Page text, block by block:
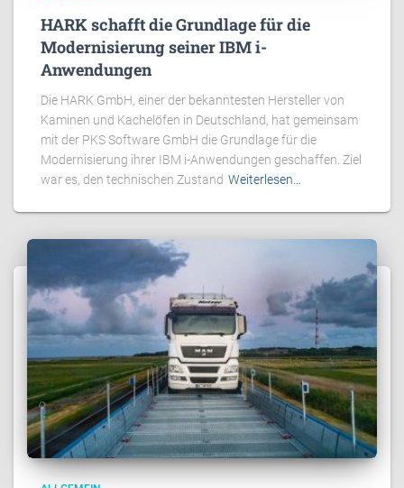
HARK schafft die Grundlage für die
Modernisierung seiner IBM i-
Anwendungen
Die HARK GmbH, einer der bekanntesten Hersteller von
Kaminen und Kachelöfen in Deutschland, hat gemeinsam
mit der PKS Software GmbH die Grundlage für die
Modernisierung ihrer IBM i-Anwendungen geschaffen. Ziel
war es, den technischen Zustand Weiterlesen…